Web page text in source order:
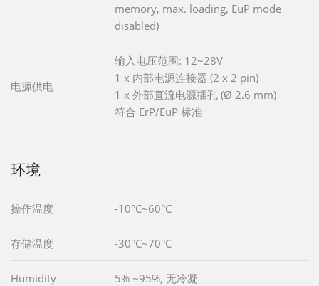
memory, max. loading, EuP mode
disabled)
电源供电
输入电压范围: 12~28V
1 x 内部电源连接器 (2 x 2 pin)
1 x 外部直流电源插孔 (Ø 2.6 mm)
符合 ErP/EuP 标准
环境
操作温度 -10°C~60°C
存储温度 -30°C~70°C
Humidity 5% ~95%, 无冷凝